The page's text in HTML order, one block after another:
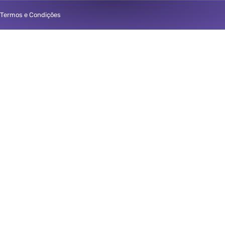
Termos e Condições